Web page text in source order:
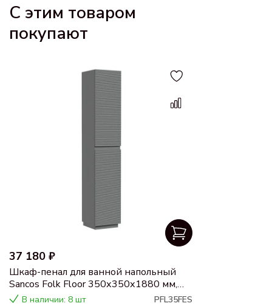
С этим товаром
покупают
37 180 ₽
Шкаф-пенал для ванной напольный
Sancos Folk Floor 350х350х1880 мм,
Ergraut soft
В наличии: 8 шт
PFL35FES